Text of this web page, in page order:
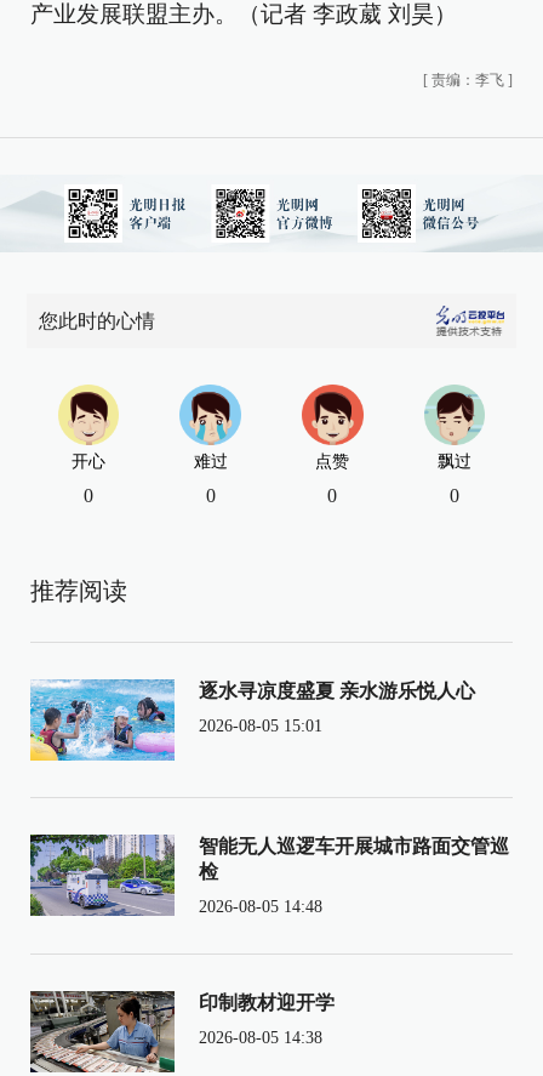
产业发展联盟主办。（记者 李政葳 刘昊）
[ 责编：李飞 ]
您此时的心情
开心
0
难过
0
点赞
0
飘过
0
推荐阅读
逐水寻凉度盛夏 亲水游乐悦人心
2026-08-05 15:01
智能无人巡逻车开展城市路面交管巡
检
2026-08-05 14:48
印制教材迎开学
2026-08-05 14:38